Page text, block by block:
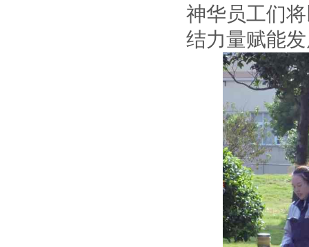
神华员工们
结力量赋能